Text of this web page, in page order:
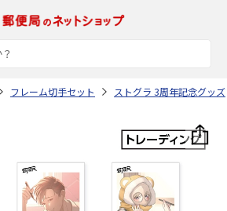
フレーム切手セット ストグラ 3周年記念グッズ